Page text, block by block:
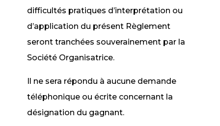
difficultés pratiques d’interprétation ou
d’application du présent Règlement
seront tranchées souverainement par la
Société Organisatrice.
Il ne sera répondu à aucune demande
téléphonique ou écrite concernant la
désignation du gagnant.